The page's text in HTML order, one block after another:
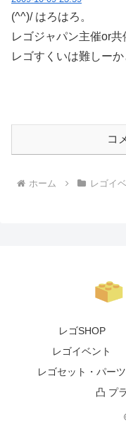
(^^)/ はろはろ。
レゴジャパン主催or
レゴすくいは難しーか
コ
ホーム レゴイ
レゴSHOP
レゴイベント
レゴセット・パーツ
凸 プ